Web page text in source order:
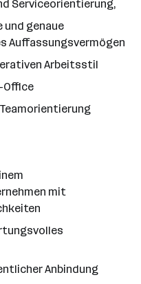
Serviceorientierung,
und genaue
Auffassungsvermögen
Arbeitsstil
Office
mit
Anbindung